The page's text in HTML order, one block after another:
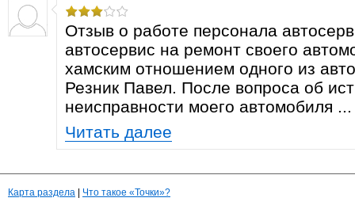
Отзыв о работе персонала
автосервис на ремонт своего
хамским отношением одного из
Резник Павел. После вопроса об
неисправности моего автомобиля ...
Читать далее
Карта раздела Что такое «Точки»?